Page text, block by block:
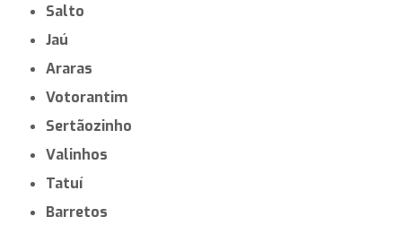
Salto
Jaú
Araras
Votorantim
Sertãozinho
Valinhos
Tatuí
Barretos